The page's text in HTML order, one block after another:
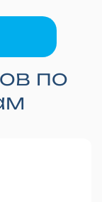
по